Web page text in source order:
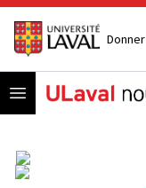
Donner
Open menu